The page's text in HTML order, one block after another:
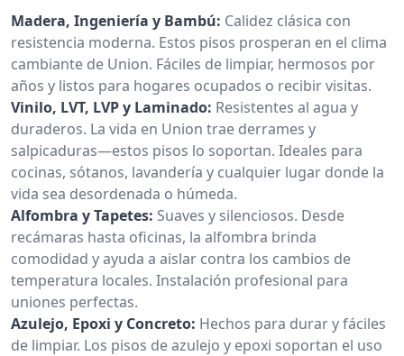
Madera, Ingeniería y Bambú: Calidez clásica con
resistencia moderna. Estos pisos prosperan en el clima
cambiante de Union. Fáciles de limpiar, hermosos por
años y listos para hogares ocupados o recibir visitas.
Vinilo, LVT, LVP y Laminado: Resistentes al agua y
duraderos. La vida en Union trae derrames y
salpicaduras—estos pisos lo soportan. Ideales para
cocinas, sótanos, lavandería y cualquier lugar donde la
vida sea desordenada o húmeda.
Alfombra y Tapetes: Suaves y silenciosos. Desde
recámaras hasta oficinas, la alfombra brinda
comodidad y ayuda a aislar contra los cambios de
temperatura locales. Instalación profesional para
uniones perfectas.
Azulejo, Epoxi y Concreto: Hechos para durar y fáciles
de limpiar. Los pisos de azulejo y epoxi soportan el uso